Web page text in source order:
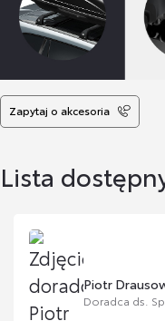
Zapytaj o akcesoria
Lista
Piotr
Doradca ds.